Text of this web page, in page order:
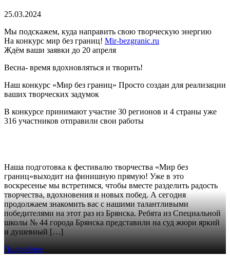
25.03.2024
Мы подскажем, куда направить свою творческую энергию
На конкурс мир без границ! Mir-bezgranic.ru
Ждём ваши заявки до 20 апреля
Весна- время вдохновляться и творить!
Наш конкурс «Мир без границ» Просто создан для реализации
ваших творческих задумок
В конкурсе принимают участие 30 регионов и 4 страны уже
316 участников отправили свои работы
Наша подготовка к фестивалю творчества «Мир без
границ»выходит на финишную прямую! Уже в это
воскресенье мы встретимся, чтобы вместе разделить радость
творчества, вдохновения и новых побед. А сегодня
продолжаем знакомить вас с нашими талантливыми
победителями на этот раз из Брянска. Ребята из Специальной
школы № 44 города Брянска представили на суд жюри яркий
и душевный […]
Подробнее